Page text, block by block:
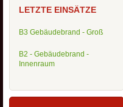
LETZTE EINSÄTZE
B3 Gebäudebrand - Groß
B2 - Gebäudebrand -
Innenraum